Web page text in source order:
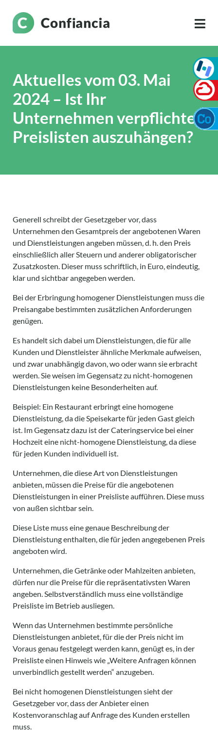
Aktuelles vom 03. Mai
2024 – Ist Ihr
Unternehmen verpflichtet
Preislisten auszuhängen?
Generell schreibt der Gesetzgeber vor, dass
Unternehmen den Gesamtpreis der angebotenen Waren
und Dienstleistungen angeben müssen, d. h. den Preis
einschließlich aller Steuern und anderer obligatorischer
Zusatzkosten. Dieser muss schriftlich, in Euro, eindeutig,
klar und sichtbar angegeben werden.
Bei der Erbringung homogener Dienstleistungen muss die
Preisangabe bestimmten zusätzlichen Anforderungen
genügen.
Es handelt sich dabei um Dienstleistungen, die für alle
Kunden und Dienstleister ähnliche Merkmale aufweisen,
und zwar unabhängig davon, wo oder wann sie erbracht
werden. Sie weisen im Gegensatz zu nicht-homogenen
Dienstleistungen keine Besonderheiten auf.
Beispiel: Ein Restaurant erbringt eine homogene
Dienstleistung, da die Speisekarte für jeden Gast gleich
ist. Im Gegensatz dazu ist der Cateringservice bei einer
Hochzeit eine nicht-homogene Dienstleistung, da diese
für jeden Kunden individuell ist.
Unternehmen, die diese Art von Dienstleistungen
anbieten, müssen die Preise für die angebotenen
Dienstleistungen in einer Preisliste aufführen. Diese muss
von außen sichtbar sein.
Diese Liste muss eine genaue Beschreibung der
Dienstleistung enthalten, die für jeden angegebenen Preis
angeboten wird.
Unternehmen, die Getränke oder Mahlzeiten anbieten,
dürfen nur die Preise für die repräsentativsten Waren
angeben. Selbstverständlich muss eine vollständige
Preisliste im Betrieb ausliegen.
Wenn das Unternehmen bestimmte persönliche
Dienstleistungen anbietet, für die der Preis nicht im
Voraus genau festgelegt werden kann, genügt es, in der
Preisliste einen Hinweis wie „Weitere Anfragen können
unverbindlich gestellt werden“ anzugeben.
Bei nicht homogenen Dienstleistungen sieht der
Gesetzgeber vor, dass der Anbieter einen
Kostenvoranschlag auf Anfrage des Kunden erstellen
muss.